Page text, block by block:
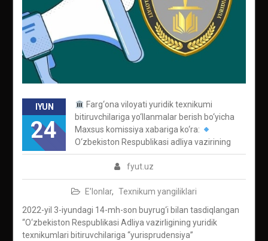
IYUN
24
fyut.uz
E’lonlar, Texnikum yangiliklari
Farg‘ona viloyati yuridik texnikumi
bitiruvchilariga yo‘llanmalar berish bo‘yicha
Maxsus komissiya xabariga ko‘ra:
O‘zbekiston Respublikasi adliya vazirining
2022-yil 3-iyundagi 14-mh-son buyrug‘i bilan tasdiqlangan
“O‘zbekiston Respublikasi Adliya vazirligining yuridik
texnikumlari bitiruvchilariga “yurisprudensiya”